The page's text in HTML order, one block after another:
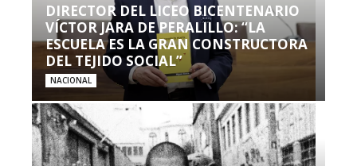
DIRECTOR DEL LICEO BICENTENARIO
VÍCTOR JARA DE PERALILLO: “LA
ESCUELA ES LA GRAN CONSTRUCTORA
DEL TEJIDO SOCIAL”
NACIONAL